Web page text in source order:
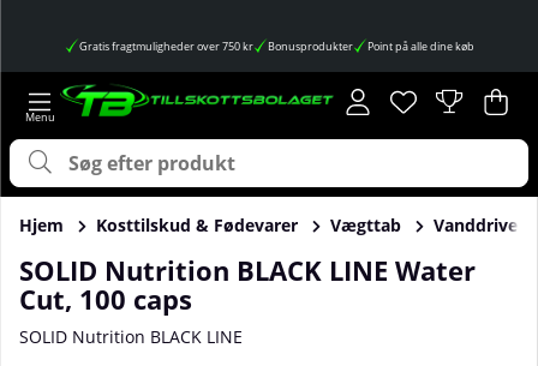
Gratis fragtmuligheder over 750 kr Bonusprodukter Point på alle dine køb
Ønskeliste
Antal på
. .
Hjem Kosttilskud & Fødevarer Vægttab
SOLID Nutrition BLACK LINE Water
Cut, 100 caps
SOLID Nutrition BLACK LINE